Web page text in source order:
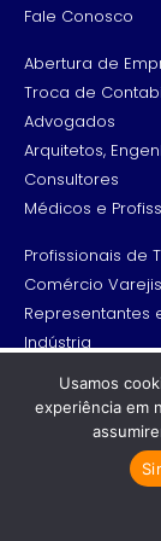
Fale Conosco
Abertura de
Troca de
Advogados
Arquitetos,
Consultores
Médicos e
Profissionais de
Comércio
Representantes
Indústria
Emplacamento
Telefone: (19)
Whatsapp: (19)
Edifício The
Usamos
experiência em